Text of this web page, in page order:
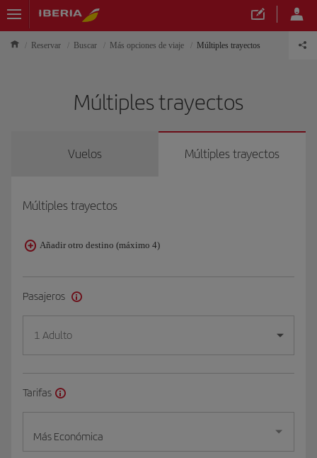
Reservar Buscar Más opciones de viaje Múltiples trayectos
Múltiples trayectos
Vuelos Múltiples trayectos
Múltiples trayectos
Añadir otro destino (máximo 4)
Pasajeros
1 Adulto
Tarifas
Más Económica